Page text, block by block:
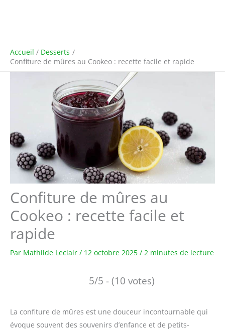
Accueil
Desserts
Confiture de mûres au Cookeo : recette facile et rapide
Confiture de mûres au
Cookeo : recette facile et
rapide
Par Mathilde Leclair / 12 octobre 2025 / 2 minutes de lecture
5/5 - (10 votes)
La confiture de mûres est une douceur incontournable qui
évoque souvent des souvenirs d’enfance et de petits-